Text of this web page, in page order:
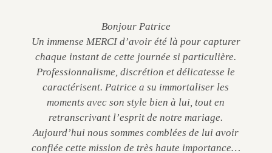
Bonjour Patrice
Un immense MERCI d’avoir été là pour capturer
chaque instant de cette journée si particulière.
Professionnalisme, discrétion et délicatesse le
caractérisent. Patrice a su immortaliser les
moments avec son style bien à lui, tout en
retranscrivant l’esprit de notre mariage.
Aujourd’hui nous sommes comblées de lui avoir
confiée cette mission de très haute importance…